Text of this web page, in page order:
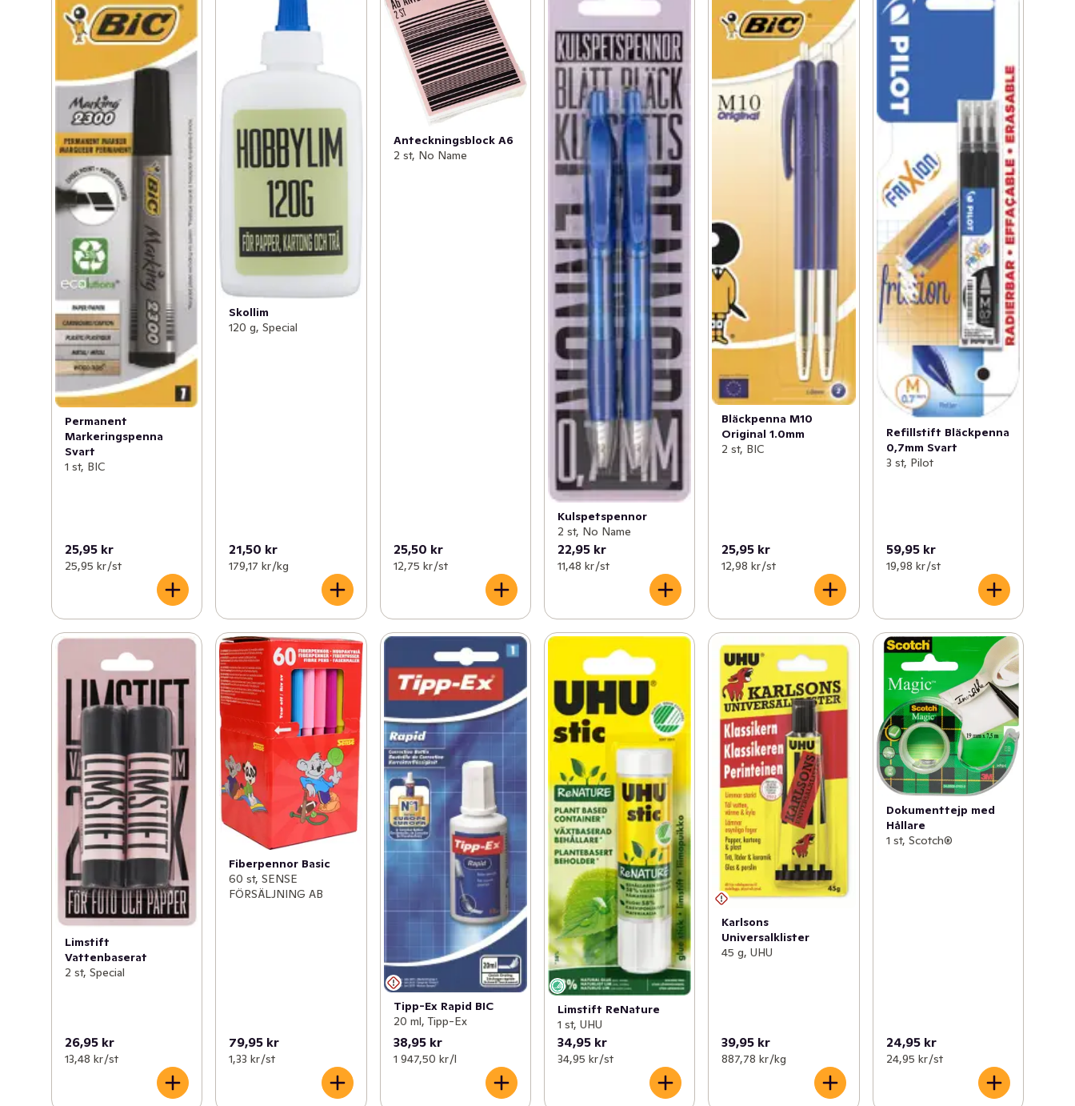
Permanent
Markeringspenna
Svart
1 st, BIC
25,95 kr
25,95 kr /st
Skollim
120 g, Special
21,50 kr
179,17 kr /kg
Anteckningsblock A6
2 st, No Name
25,50 kr
12,75 kr /st
Kulspetspennor
2 st, No Name
22,95 kr
11,48 kr /st
Bläckpenna M10
Original 1.0mm
2 st, BIC
25,95 kr
12,98 kr /st
Refillstift Bläckpenna
0,7mm Svart
3 st, Pilot
59,95 kr
19,98 kr /st
Limstift
Vattenbaserat
2 st, Special
26,95 kr
13,48 kr /st
Fiberpennor Basic
60 st, SENSE
FÖRSÄLJNING AB
79,95 kr
1,33 kr /st
Tipp-Ex Rapid BIC
20 ml, Tipp-Ex
38,95 kr
1 947,50 kr /l
Limstift ReNature
1 st, UHU
34,95 kr
34,95 kr /st
Karlsons
Universalklister
45 g, UHU
39,95 kr
887,78 kr /kg
Dokumenttejp med
Hållare
1 st, Scotch®
24,95 kr
24,95 kr /st